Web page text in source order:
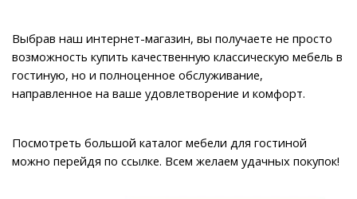
Выбрав наш интернет-магазин, вы получаете не просто
возможность купить качественную классическую мебель в
гостиную, но и полноценное обслуживание,
направленное на ваше удовлетворение и комфорт.
Посмотреть большой каталог мебели для гостиной
можно перейдя по ссылке. Всем желаем удачных покупок!